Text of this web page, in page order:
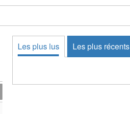
Les plus lus Les plus récents